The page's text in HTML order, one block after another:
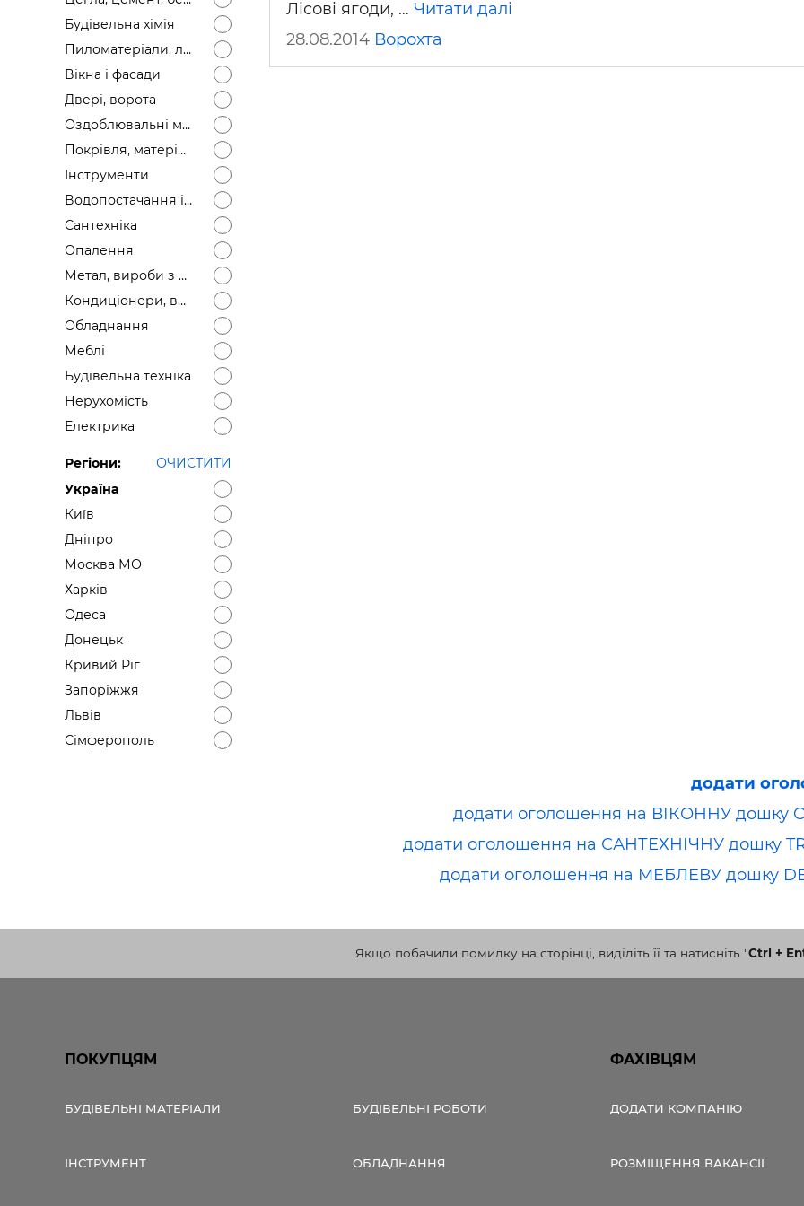
Будівельні і ремонтні послуги
Будівельна хімія
Пиломатеріали, лісоматеріали
Вікна і фасади
Двері, ворота
Оздоблювальні матеріали
Покрівля, матеріали
Інструменти
Водопостачання і каналізація
Сантехніка
Опалення
Метал, вироби з металу
Кондиціонери, вентиляція
Обладнання
Меблі
Будівельна техніка
Нерухомість
Електрика
Регіони:
ОЧИСТИТИ
Україна
Київ
Дніпро
Москва МО
Харків
Одеса
Донецьк
Кривий Ріг
Запоріжжя
Львів
Сімферополь
Лісові ягоди, … Читати далі
28.08.2014 Ворохта
додати
додати оголошення на ВІКОННУ дошку
додати оголошення на САНТЕХНІЧНУ дошку
додати оголошення на МЕБЛЕВУ дошку
Якщо побачили помилку на сторінці, виділіть її та натисніть "Ctrl +
ПОКУПЦЯМ
БУДІВЕЛЬНІ МАТЕРІАЛИ БУДІВЕЛЬНІ РОБОТИ
ІНСТРУМЕНТ ОБЛАДНАННЯ
ФАХІВЦЯМ
ДОДАТИ КОМПАНІЮ
РОЗМІЩЕННЯ ВАКАНСІЇ